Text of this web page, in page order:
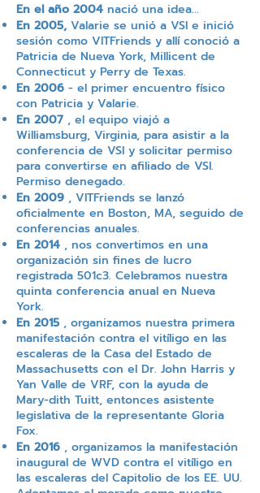
En el año 2004 nació una idea...
En 2005, Valarie se unió a VSI e inició
sesión como VITFriends y allí conoció a
Patricia de Nueva York, Millicent de
Connecticut y Perry de Texas.
En 2006 - el primer encuentro físico
con Patricia y Valarie.
En 2007 , el equipo viajó a
Williamsburg, Virginia, para asistir a la
conferencia de VSI y solicitar permiso
para convertirse en afiliado de VSI.
Permiso denegado.
En 2009 , VITFriends se lanzó
oficialmente en Boston, MA, seguido de
conferencias anuales.
En 2014 , nos convertimos en una
organización sin fines de lucro
registrada 501c3. Celebramos nuestra
quinta conferencia anual en Nueva
York.
En 2015 , organizamos nuestra primera
manifestación contra el vitíligo en las
escaleras de la Casa del Estado de
Massachusetts con el Dr. John Harris y
Yan Valle de VRF, con la ayuda de
Mary-dith Tuitt, entonces asistente
legislativa de la representante Gloria
Fox.
En 2016 , organizamos la manifestación
inaugural de WVD contra el vitíligo en
las escaleras del Capitolio de los EE. UU.